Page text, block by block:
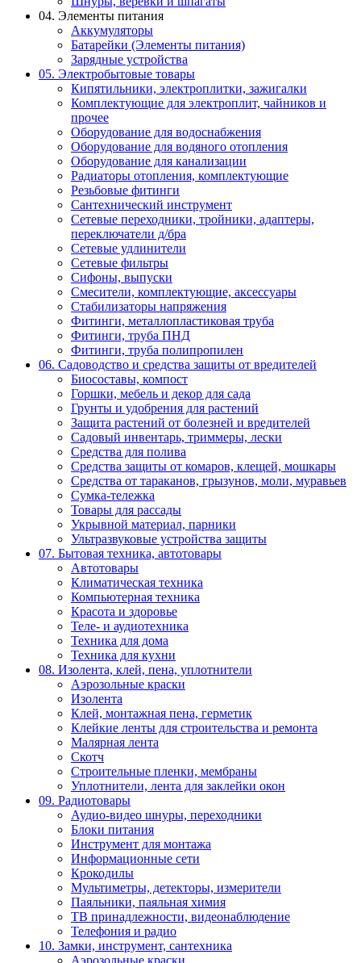
04. Элементы питания
Аккумуляторы
Батарейки (Элементы питания)
Зарядные устройства
05. Электробытовые товары
Кипятильники, электроплитки, зажигалки
Комплектующие для электроплит, чайников и
прочее
Оборудование для водоснабжения
Оборудование для водяного отопления
Оборудование для канализации
Радиаторы отопления, комплектующие
Резьбовые фитинги
Сантехнический инструмент
Сетевые переходники, тройники, адаптеры,
переключатели д/бра
Сетевые удлинители
Сетевые фильтры
Сифоны, выпуски
Смесители, комплектующие, аксессуары
Стабилизаторы напряжения
Фитинги, металлопластиковая труба
Фитинги, труба ПНД
Фитинги, труба полипропилен
06. Садоводство и средства защиты от вредителей
Биосоставы, компост
Горшки, мебель и декор для сада
Грунты и удобрения для растений
Защита растений от болезней и вредителей
Садовый инвентарь, триммеры, лески
Средства для полива
Средства защиты от комаров, клещей, мошкары
Средства от тараканов, грызунов, моли, муравьев
Сумка-тележка
Товары для рассады
Укрывной материал, парники
Ультразвуковые устройства защиты
07. Бытовая техника, автотовары
Автотовары
Климатическая техника
Компьютерная техника
Красота и здоровье
Теле- и аудиотехника
Техника для дома
Техника для кухни
08. Изолента, клей, пена, уплотнители
Аэрозольные краски
Изолента
Клей, монтажная пена, герметик
Клейкие ленты для строительства и ремонта
Малярная лента
Скотч
Строительные пленки, мембраны
Уплотнители, лента для заклейки окон
09. Радиотовары
Аудио-видео шнуры, переходники
Блоки питания
Инструмент для монтажа
Информационные сети
Крокодилы
Мультиметры, детекторы, измерители
Паяльники, паяльная химия
ТВ принадлежности, видеонаблюдение
Телефония и радио
10. Замки, инструмент, сантехника
Аэрозольные краски